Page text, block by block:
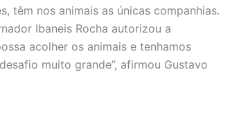
têm nos animais as únicas companhias.
Ibaneis Rocha autorizou a
acolher os animais e tenhamos
muito grande”, afirmou Gustavo